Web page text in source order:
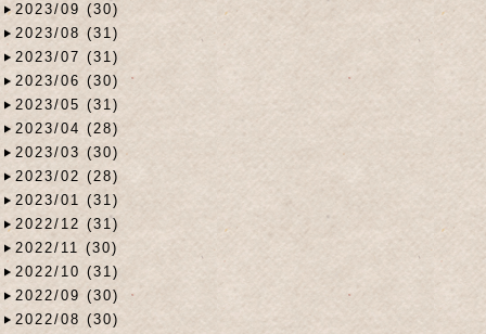
2023/09 (30)
2023/08 (31)
2023/07 (31)
2023/06 (30)
2023/05 (31)
2023/04 (28)
2023/03 (30)
2023/02 (28)
2023/01 (31)
2022/12 (31)
2022/11 (30)
2022/10 (31)
2022/09 (30)
2022/08 (30)